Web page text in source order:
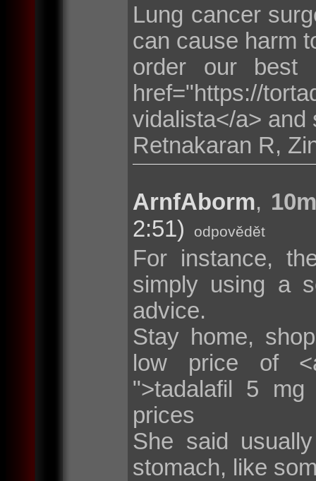
Lung cancer
can cause harm
order our best
href="https://
vidalista</a> and
Retnakaran R,
ArnfAborm,
2:51)
odpovědět
For instance,
simply using a
advice.
Stay home,
low price of <a
">tadalafil 5 mg
prices
She said
stomach, like